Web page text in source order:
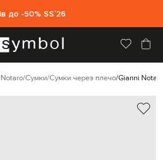
до -50% SS`26
Сумки Сумки через плечо Gianni